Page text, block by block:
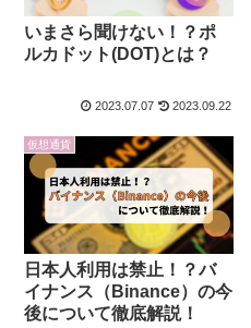
いまさら聞けない！？ポ
ルカドット(DOT)とは？
2023.07.07 2023.09.22
仮想通貨
日本人利用は禁止！？バ
イナンス（Binance）の今
後について徹底解説！